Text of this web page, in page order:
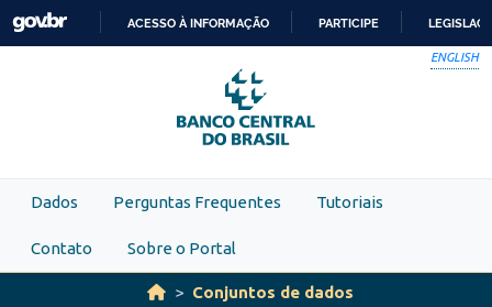
Skip to main content
PARA
O
CONTEÚDO
ACESSO À INFORMAÇÃO PARTICIPE
ENGLISH
Dados Perguntas Frequentes Tutoriais
Contato Sobre o Portal
Conjuntos de dados